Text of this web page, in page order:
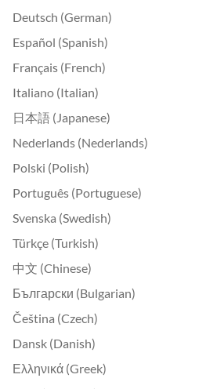
Deutsch (German)
Español (Spanish)
Français (French)
Italiano (Italian)
日本語 (Japanese)
Nederlands (Nederlands)
Polski (Polish)
Português (Portuguese)
Svenska (Swedish)
Türkçe (Turkish)
中文 (Chinese)
Български (Bulgarian)
Čeština (Czech)
Dansk (Danish)
Ελληνικά (Greek)